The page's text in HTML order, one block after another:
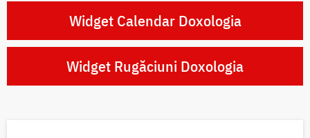
Widget Calendar Doxologia
Widget Rugăciuni Doxologia